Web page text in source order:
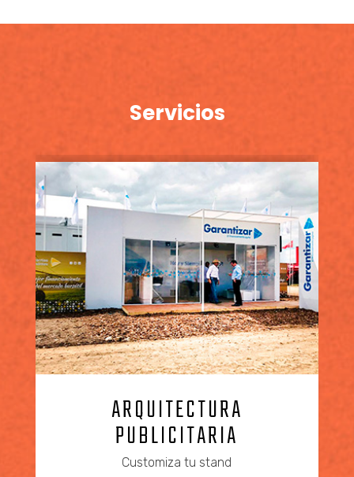
Servicios
ARQUITECTURA
PUBLICITARIA
Customiza tu stand